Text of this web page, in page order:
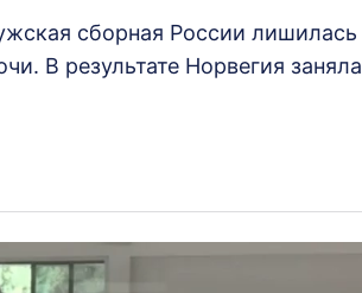
сборная России лишилась
В результате Норвегия заняла